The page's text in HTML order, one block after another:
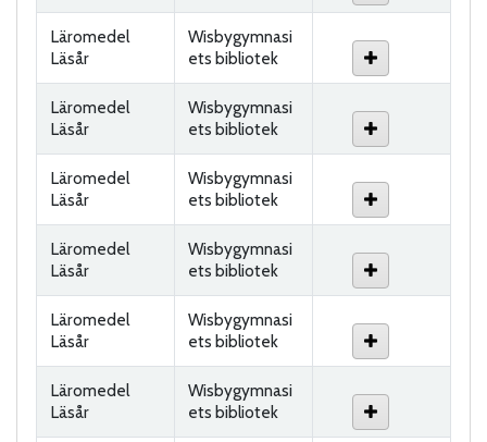
Läromedel
Läsår
Wisbygymnasi
ets bibliotek
Läromedel
Läsår
Wisbygymnasi
ets bibliotek
Läromedel
Läsår
Wisbygymnasi
ets bibliotek
Läromedel
Läsår
Wisbygymnasi
ets bibliotek
Läromedel
Läsår
Wisbygymnasi
ets bibliotek
Läromedel
Läsår
Wisbygymnasi
ets bibliotek